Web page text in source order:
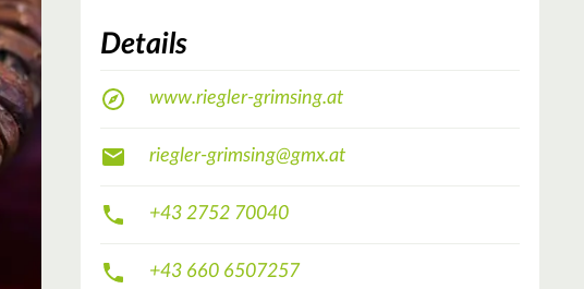
Details
www.riegler-grimsing.at
riegler-grimsing@gmx.at
+43 2752 70040
+43 660 6507257